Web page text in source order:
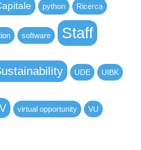
python Ricerca
software Staff
UDE UIBK
virtual opportunity VU